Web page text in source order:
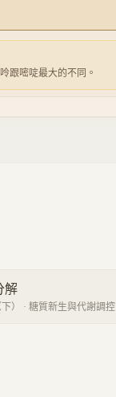
跟嘧啶最大的不同。
解
） · 糖質新生與代謝調控